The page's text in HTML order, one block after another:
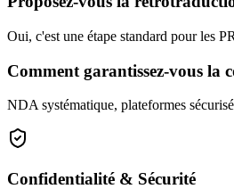
Oui, c'est une étape standard pour les
Comment garantissez-vous la
NDA systématique, plateformes
Confidentialité & Sécurité